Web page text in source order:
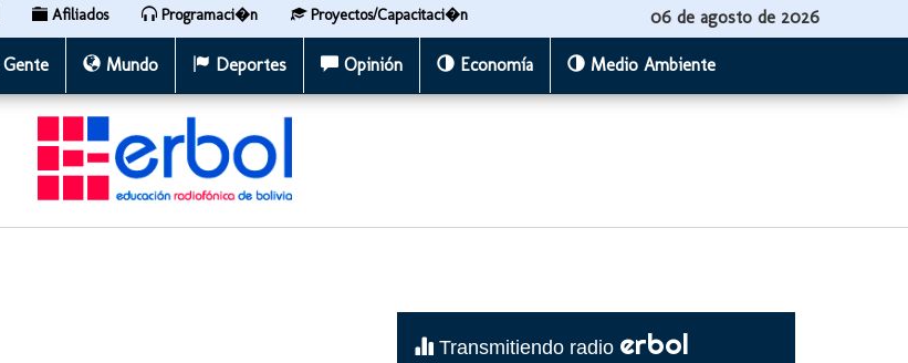
Afiliados Programaci�n Proyectos/Capacitaci�n 06 de agosto de 2026
Gente Mundo Deportes Opinión Economía Medio Ambiente
Transmitiendo radio erbol